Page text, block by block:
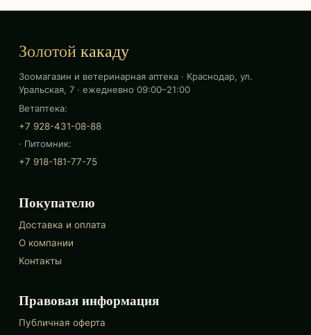
Золотой какаду
Зоомагазин и ветеринарная аптека · Краснодар, ул.
Уральская, 7 · ежедневно 09:00–21:00
Ветаптека:
+7 928-431-08-88
· Питомник:
+7 918-181-77-75
Покупателю
Доставка и оплата
О компании
Контакты
Правовая информация
Публичная оферта